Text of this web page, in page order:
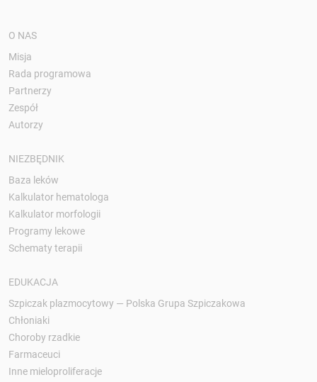
O NAS
Misja
Rada programowa
Partnerzy
Zespół
Autorzy
NIEZBĘDNIK
Baza leków
Kalkulator hematologa
Kalkulator morfologii
Programy lekowe
Schematy terapii
EDUKACJA
Szpiczak plazmocytowy — Polska Grupa Szpiczakowa
Chłoniaki
Choroby rzadkie
Farmaceuci
Inne mieloproliferacje